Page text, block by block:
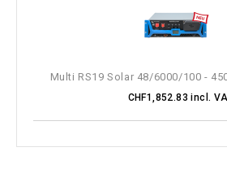
Multi RS19 Solar 48/6000/100 -
CHF1,852.83 incl.